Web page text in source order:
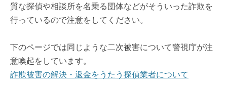
質な探偵や相談所を名乗る団体などがそういった詐欺を
行っているので注意をしてください。
下のページでは同じような二次被害について警視庁が注
意喚起をしています。
詐欺被害の解決・返金をうたう探偵業者について